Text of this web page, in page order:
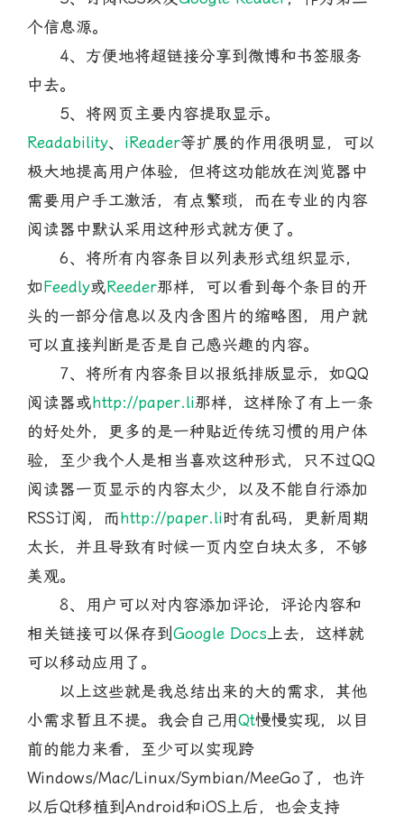
个信息源。
4、方便地将超链接分享到微博和书签服务
中去。
5、将网页主要内容提取显示。
Readability、 iReader等扩展的作用很明显，可以
极大地提高用户体验，但将这功能放在浏览器中
需要用户手工激活，有点繁琐，而在专业的内容
阅读器中默认采用这种形式就方便了。
6、将所有内容条目以列表形式组织显示，
如Feedly或Reeder那样，可以看到每个条目的开
头的一部分信息以及内含图片的缩略图，用户就
可以直接判断是否是自己感兴趣的内容。
7、将所有内容条目以报纸排版显示，如QQ
阅读器或http://paper.li那样，这样除了有上一条
的好处外，更多的是一种贴近传统习惯的用户体
验，至少我个人是相当喜欢这种形式，只不过QQ
阅读器一页显示的内容太少，以及不能自行添加
RSS订阅，而http://paper.li时有乱码，更新周期
太长，并且导致有时候一页内空白块太多，不够
美观。
8、用户可以对内容添加评论，评论内容和
相关链接可以保存到 Google Docs上去，这样就
可以移动应用了。
以上这些就是我总结出来的大的需求，其他
小需求暂且不提。我会自己用 Qt慢慢实现，以目
前的能力来看，至少可以实现跨
Windows/Mac/Linux/Symbian/MeeGo了，也许
以后Qt移植到Android和iOS上后，也会支持